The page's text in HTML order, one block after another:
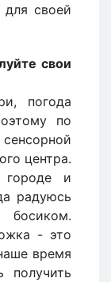
своей
свои
погода
по
центра.
городе и
радуюсь
- это
время
получить